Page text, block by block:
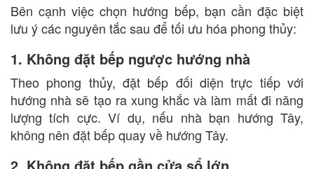
Bên cạnh việc chọn hướng bếp, bạn cần đặc biệt
lưu ý các nguyên tắc sau để tối ưu hóa phong thủy:
1. Không đặt bếp ngược hướng nhà
Theo phong thủy, đặt bếp đối diện trực tiếp với
hướng nhà sẽ tạo ra xung khắc và làm mất đi năng
lượng tích cực. Ví dụ, nếu nhà bạn hướng Tây,
không nên đặt bếp quay về hướng Tây.
2. Không đặt bếp gần cửa sổ lớn